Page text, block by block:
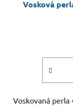
Vosková
Voskovaná perla